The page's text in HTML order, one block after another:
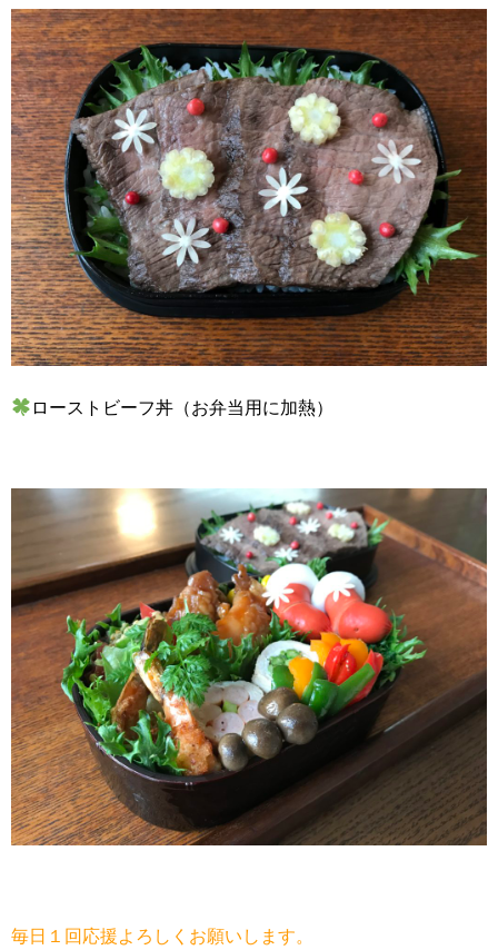
ローストビーフ丼（お弁当用に加熱）
毎日１回応援よろしくお願いします。